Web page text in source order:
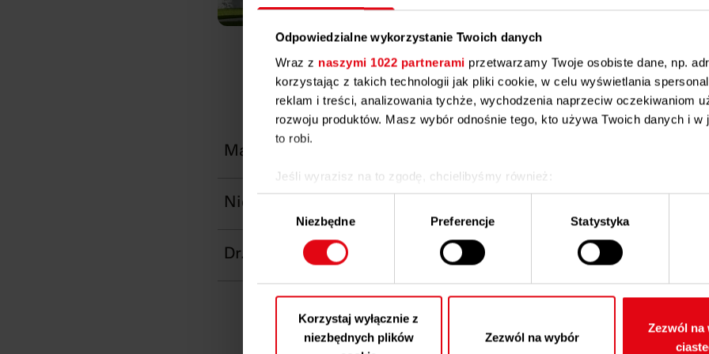
Odpowiedzialne wykorzystanie Twoich danych
Wraz z naszymi 1022 partnerami przetwarzamy Twoje osobiste dane, np.
korzystając z takich technologii jak pliki cookie, w celu wyświetlania
reklam i treści, analizowania tychże, wychodzenia naprzeciw oczekiwaniom
rozwoju produktów. Masz wybór odnośnie tego, kto używa Twoich danych i w
to robi.
Jeśli wyrazisz na to zgodę, chcielibyśmy również:
Gromadzić dane dotyczące Twojej lokalizacji geograficznej z
kilku metrów
danych (fingerprinting, czyli wirtualny odcisk palca)
własne preferencje wsekcji szczegółów. W Deklaracji plików cookie
wycofać swoją zgodę w dowolnej chwili.
Niezbędne Preferencje Statystyka
Korzystaj wyłącznie z
niezbędnych plików
Zezwól na wybór
Zezwól na
Zarząd Techem
Matthias Hartmann - Prezes Zarządu Techem GmbH
Nicolai Kuß – Członek Zarządu Techem GmbH
Dr. Carsten Sürig – Członek Zarządu Techem GmbH
Zarząd Techem w